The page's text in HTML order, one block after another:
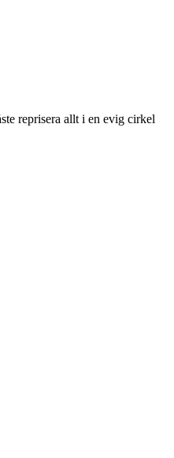
reprisera allt i en evig cirkel